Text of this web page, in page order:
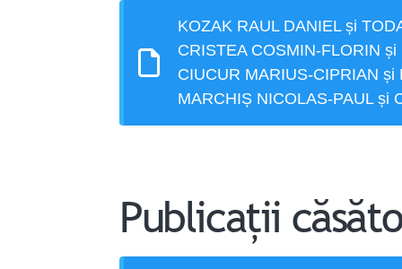
KOZAK RAUL DANIEL și
CRISTEA COSMIN-FLORIN
CIUCUR MARIUS-CIPRIAN și
MARCHIȘ NICOLAS-PAUL și
Publicații